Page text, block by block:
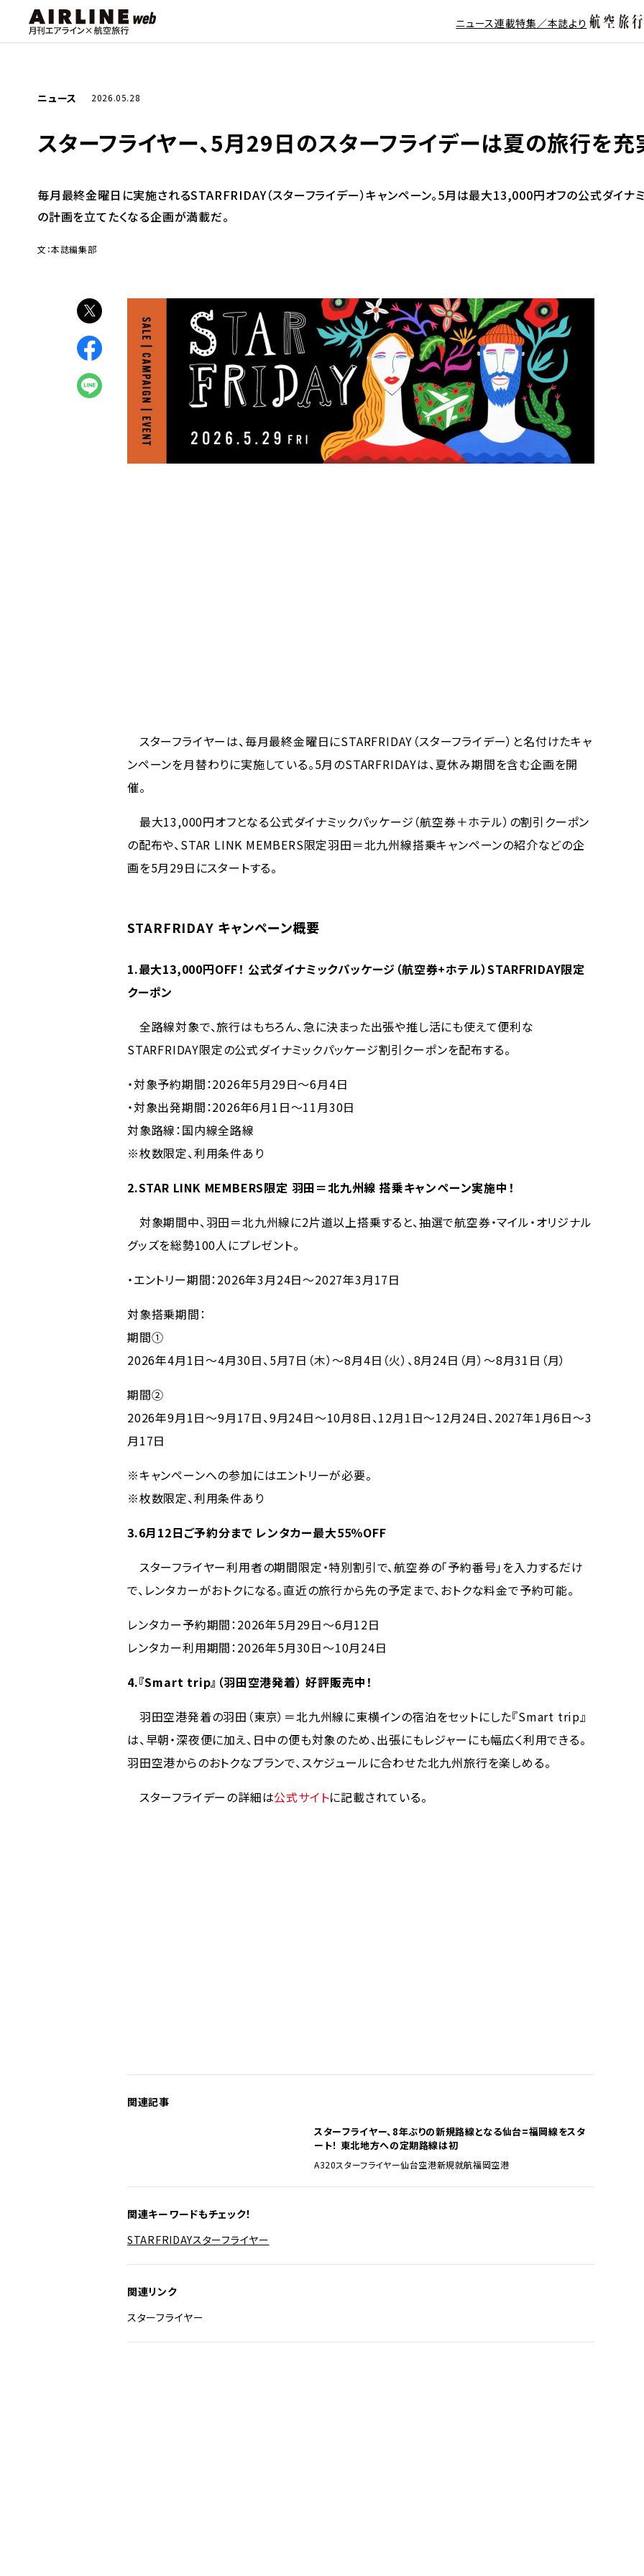
ニュース連載特集／本誌より
ニュース 2026.05.28
スターフライヤー、5月29日のスターフライデーは夏の旅行を
毎月最終金曜日に実施されるSTARFRIDAY（スターフライデー）キャンペーン。5月は最大13,000円オフの公式ダイナ
の計画を立てたくなる企画が満載だ。
文：本誌編集部
スターフライヤーは、毎月最終金曜日にSTARFRIDAY（スターフライデー）と名付けたキャ
ンペーンを月替わりに実施している。5月のSTARFRIDAYは、夏休み期間を含む企画を開
催。
最大13,000円オフとなる公式ダイナミックパッケージ（航空券＋ホテル）の割引クーポン
の配布や、STAR LINK MEMBERS限定羽田＝北九州線搭乗キャンペーンの紹介などの企
画を5月29日にスタートする。
STARFRIDAY キャンペーン概要
1.最大13,000円OFF！ 公式ダイナミックパッケージ（航空券+ホテル）STARFRIDAY限定
クーポン
全路線対象で、旅行はもちろん、急に決まった出張や推し活にも使えて便利な
STARFRIDAY限定の公式ダイナミックパッケージ割引クーポンを配布する。
・対象予約期間：2026年5月29日〜6月4日
・対象出発期間：2026年6月1日〜11月30日
対象路線：国内線全路線
※枚数限定、利用条件あり
2.STAR LINK MEMBERS限定 羽田＝北九州線 搭乗キャンペーン実施中！
対象期間中、羽田＝北九州線に2片道以上搭乗すると、抽選で航空券・マイル・オリジナル
グッズを総勢100人にプレゼント。
・エントリー期間：2026年3月24日～2027年3月17日
対象搭乗期間：
期間①
2026年4月1日～4月30日、5月7日（木）～8月4日（火）、8月24日（月）～8月31日（月）
期間②
2026年9月1日～9月17日、9月24日～10月8日、12月1日～12月24日、2027年1月6日～3
月17日
※キャンペーンへの参加にはエントリーが必要。
※枚数限定、利用条件あり
3.6月12日ご予約分まで レンタカー最大55％OFF
スターフライヤー利用者の期間限定・特別割引で、航空券の「予約番号」を入力するだけ
で、レンタカーがおトクになる。直近の旅行から先の予定まで、おトクな料金で予約可能。
レンタカー予約期間：2026年5月29日～6月12日
レンタカー利用期間：2026年5月30日～10月24日
4.『Smart trip』（羽田空港発着） 好評販売中！
羽田空港発着の羽田（東京）＝北九州線に東横インの宿泊をセットにした『Smart trip』
は、早朝・深夜便に加え、日中の便も対象のため、出張にもレジャーにも幅広く利用できる。
羽田空港からのおトクなプランで、スケジュールに合わせた北九州旅行を楽しめる。
スターフライデーの詳細は公式サイトに記載されている。
関連記事
スターフライヤー、8年ぶりの新規路線となる仙台=福岡線をスタ
ート！ 東北地方への定期路線は初
A320スターフライヤー仙台空港新規就航福岡空港
関連キーワードもチェック！
STARFRIDAYスターフライヤー
関連リンク
スターフライヤー